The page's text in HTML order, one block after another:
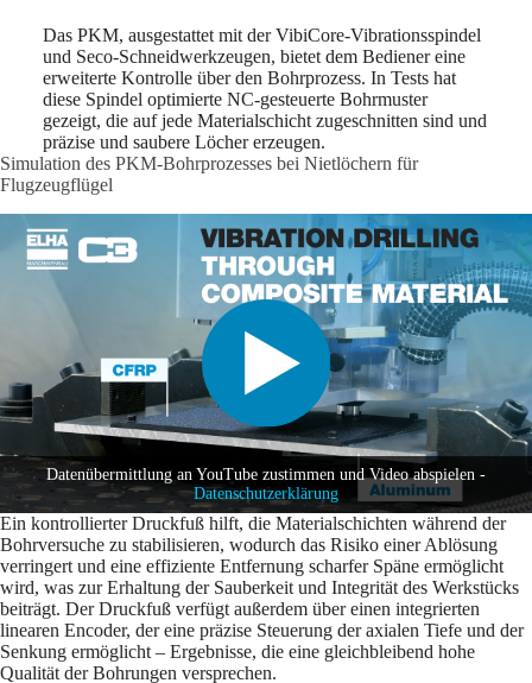
Das PKM, ausgestattet mit der VibiCore-Vibrationsspindel
und Seco-Schneidwerkzeugen, bietet dem Bediener eine
erweiterte Kontrolle über den Bohrprozess. In Tests hat
diese Spindel optimierte NC-gesteuerte Bohrmuster
gezeigt, die auf jede Materialschicht zugeschnitten sind und
präzise und saubere Löcher erzeugen.
Simulation des PKM-Bohrprozesses bei Nietlöchern für
Flugzeugflügel
Datenübermittlung an YouTube zustimmen und Video abspielen -
Datenschutzerklärung
Ein kontrollierter Druckfuß hilft, die Materialschichten während der
Bohrversuche zu stabilisieren, wodurch das Risiko einer Ablösung
verringert und eine effiziente Entfernung scharfer Späne ermöglicht
wird, was zur Erhaltung der Sauberkeit und Integrität des Werkstücks
beiträgt. Der Druckfuß verfügt außerdem über einen integrierten
linearen Encoder, der eine präzise Steuerung der axialen Tiefe und der
Senkung ermöglicht – Ergebnisse, die eine gleichbleibend hohe
Qualität der Bohrungen versprechen.